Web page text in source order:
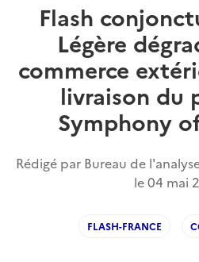
Flash
Légère
commerce
livraison du
Symphony
Rédigé par Bureau de
le04 mai
FLASH-FRANCE